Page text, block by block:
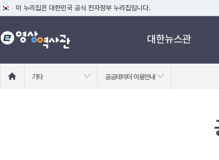
이 누리집은 대한민국 공식 전자정부 누리집입니다.
공식 누리집 주소 확인하기
go.kr 주소를 사용하는 누리집은 대한민국 정부기관이 관리하는 누리집입니
대한뉴스관
로
기타 공공데이터 이용안내